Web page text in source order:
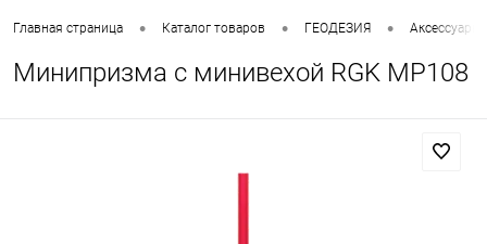
Главная страница • Каталог товаров • ГЕОДЕЗИЯ • Аксессуары
Минипризма с минивехой RGK MP108